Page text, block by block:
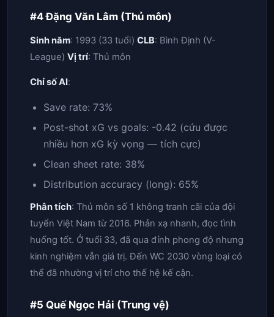
#4 Đặng Văn Lâm (Thủ môn)
Sinh năm: 1993 (33 tuổi) CLB: Bình Định (V-
League) Vị trí: Thủ môn
Chỉ số AI:
Save rate: 73%
Post-shot xG vs goals: -0.42 (cứu được
nhiều hơn xG kỳ vọng — tích cực)
Clean sheet rate: 38%
Distribution accuracy (long): 65%
Phân tích: Thủ môn số 1 không tranh cãi của đội
tuyển Việt Nam từ 2016. Phản xạ nhanh, đọc tình
huống tốt. Ở tuổi 33, đã qua đỉnh phong độ nhưng
kinh nghiệm vẫn giá trị. Đến WC 2030 vòng loại có
thể đã nhường vị trí cho thế hệ kế cận.
#5 Quế Ngọc Hải (Trung vệ)